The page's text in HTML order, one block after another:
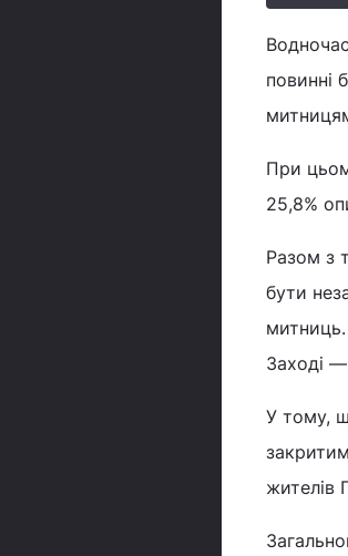
повинні
При
25,8%
Разом з
бути
Заході
У тому,
жителів